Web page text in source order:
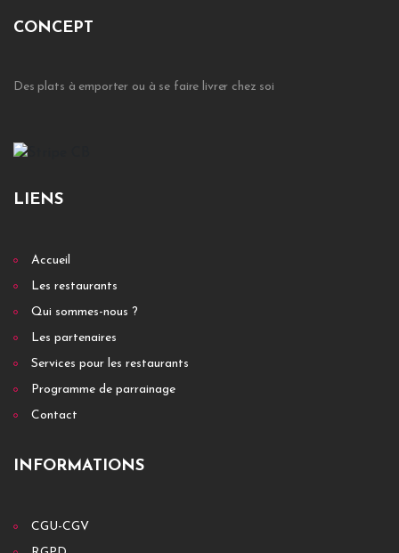
CONCEPT
Des plats à emporter ou à se faire livrer chez soi
LIENS
Accueil
Les restaurants
Qui sommes-nous ?
Les partenaires
Services pour les restaurants
Programme de parrainage
Contact
INFORMATIONS
CGU-CGV